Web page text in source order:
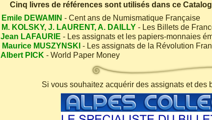
Cinq livres de références sont utilisés dans ce
Emile DEWAMIN - Cent ans de Numismatique Française
M. KOLSKY, J. LAURENT, A. DAILLY - Les Billets de
Jean LAFAURIE - Les assignats et les papiers-monnaies
Maurice MUSZYNSKI - Les assignats de la Révolution
Albert PICK - World Paper Money
Si vous souhaitez acquérir des assignats et des